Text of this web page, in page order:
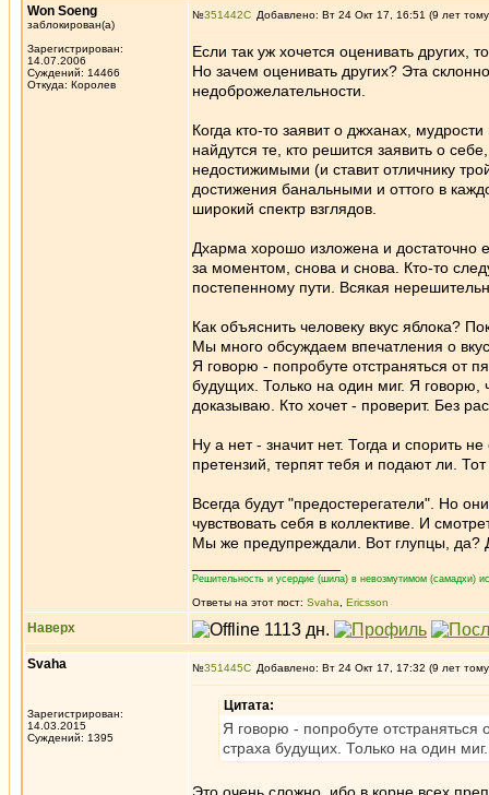
Won Soeng
заблокирован(а)
Зарегистрирован:
14.07.2006
Суждений: 14466
Откуда: Королев
№351442 Добавлено: Вт 24 Окт 17, 16:51 (9 лет
Если так уж хочется оценивать других,
Но зачем оценивать других? Эта
недоброжелательности.
Когда кто-то заявит о джханах,
найдутся те, кто решится заявить о
недостижимыми (и ставит отличнику
достижения банальными и оттого в
широкий спектр взглядов.
Дхарма хорошо изложена и достаточно
за моментом, снова и снова. Кто-то
постепенному пути. Всякая
Как объяснить человеку вкус яблока?
Мы много обсуждаем впечатления о
Я говорю - попробуте отстраняться от
будущих. Только на один миг. Я говорю,
доказываю. Кто хочет - проверит. Без
Ну а нет - значит нет. Тогда и спорить
претензий, терпят тебя и подают ли.
Всегда будут "предостерегатели". Но
чувствовать себя в коллективе. И
Мы же предупреждали. Вот глупцы, да?
Решительность и усердие (шила) в невозмутимом (самадхи)
Ответы на этот пост: Svaha Ericsson
Наверх
Svaha
Зарегистрирован:
14.03.2015
Суждений: 1395
№351445 Добавлено: Вт 24 Окт 17, 17:32 (9 лет
Цитата:
Я говорю - попробуте отстраняться
страха будущих. Только на один миг.